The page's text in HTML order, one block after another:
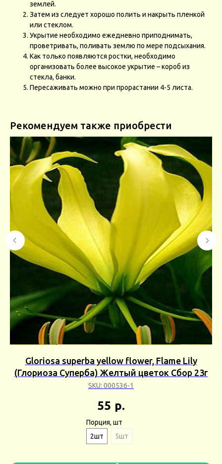
землей.
Затем из следует хорошо полить и накрыть пленкой
или стеклом.
Укрытие необходимо ежедневно приподнимать,
проветривать, поливать землю по мере подсыхания.
Как только появляются ростки, необходимо
организовать более высокое укрытие – короб из
стекла, банки.
Пересаживать можно при прорастании 4-5 листа.
Рекомендуем также приобрести
Gloriosa superba yellow flower, Flame Lily
(Глориоза Суперба) Желтый цветок Сбор 23г
SKU: 000536-1
55 р.
Порция, шт
2шт
5шт